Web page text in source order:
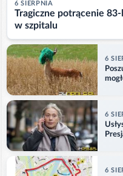
6 SIERPNIA
Tragiczne potrącenie
w szpitalu
6
6
6